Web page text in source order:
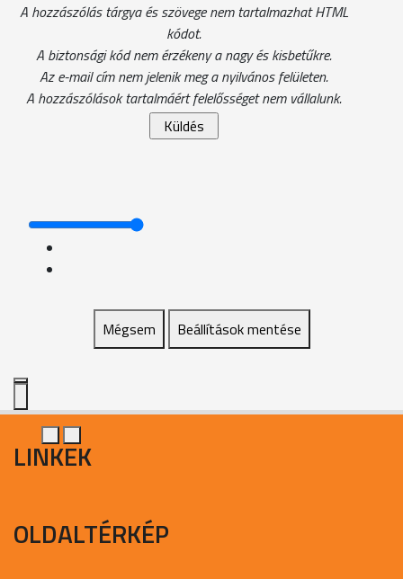
A hozzászólás tárgya és szövege nem tartalmazhat HTML
kódot.
A biztonsági kód nem érzékeny a nagy és kisbetűkre.
Az e-mail cím nem jelenik meg a nyilvános felületen.
A hozzászólások tartalmáért felelősséget nem vállalunk.
Mégsem Beállítások mentése
LINKEK
OLDALTÉRKÉP